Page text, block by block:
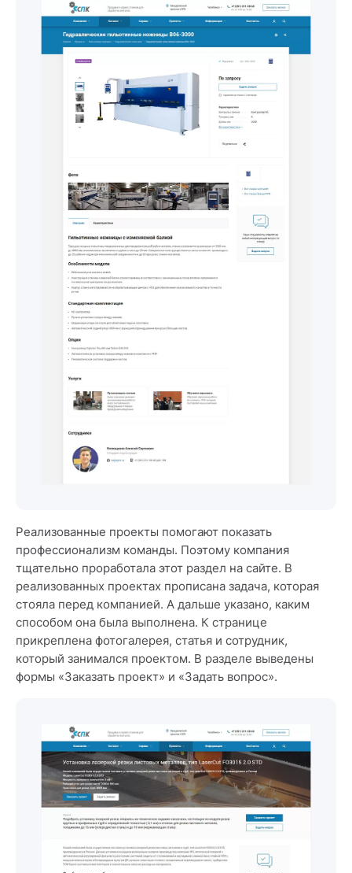
Реализованные проекты помогают показать
профессионализм команды. Поэтому компания
тщательно проработала этот раздел на сайте. В
реализованных проектах прописана задача, которая
стояла перед компанией. А дальше указано, каким
способом она была выполнена. К странице
прикреплена фотогалерея, статья и сотрудник,
который занимался проектом. В разделе выведены
формы «Заказать проект» и «Задать вопрос».